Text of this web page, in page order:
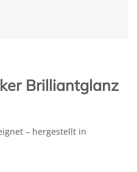
Brilliantglanz
– hergestellt in